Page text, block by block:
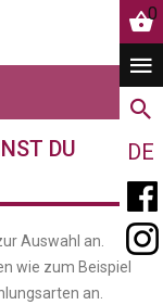
0
DE
DU
Auswahl an.
wie zum Beispiel
an.